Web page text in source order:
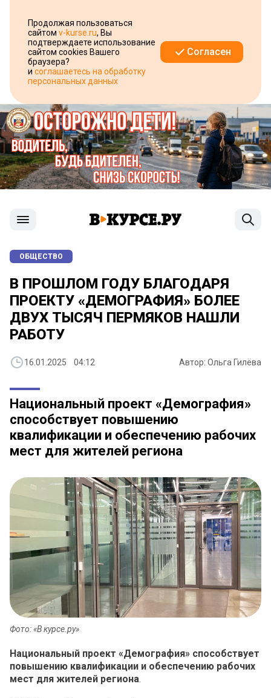
Продолжая пользоваться
сайтом v-kurse.ru, Вы
подтверждаете использование
сайтом cookies Вашего
браузера?
и соглашаетесь на обработку
персональных данных
Согласен
ОБЩЕСТВО
В ПРОШЛОМ ГОДУ БЛАГОДАРЯ
ПРОЕКТУ «ДЕМОГРАФИЯ» БОЛЕЕ
ДВУХ ТЫСЯЧ ПЕРМЯКОВ НАШЛИ
РАБОТУ
16.01.2025 04:12 Автор: Ольга Гилёва
Национальный проект «Демография»
способствует повышению
квалификации и обеспечению рабочих
мест для жителей региона
Фото: «В курсе.ру»
Национальный проект «Демография» способствует
повышению квалификации и обеспечению рабочих
мест для жителей региона.